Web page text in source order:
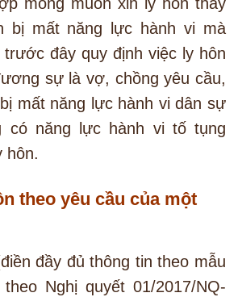
bị mất năng lực hành vi mà
đây quy định việc ly hôn
sự là vợ, chồng yêu cầu,
mất năng lực hành vi dân sự
có năng lực hành vi tố tụng
hôn.
theo yêu cầu của một
đầy đủ thông tin theo mẫu
Nghị quyết 01/2017/NQ-